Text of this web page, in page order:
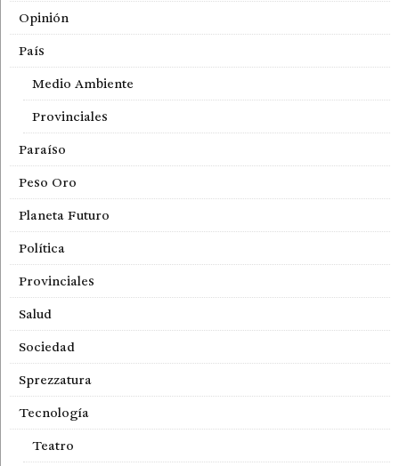
Opinión
País
Medio Ambiente
Provinciales
Paraíso
Peso Oro
Planeta Futuro
Política
Provinciales
Salud
Sociedad
Sprezzatura
Tecnología
Teatro